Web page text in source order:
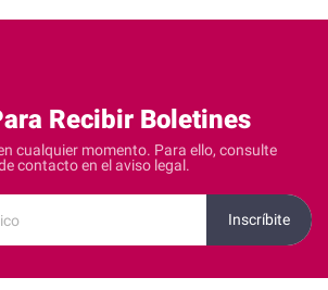
Recibir Boletines
cualquier momento. Para ello, consulte
contacto en el aviso legal.